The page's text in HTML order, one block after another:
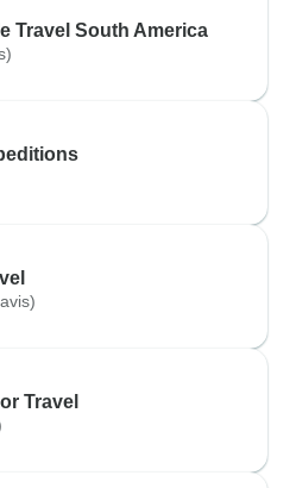
Travel South America
Travel